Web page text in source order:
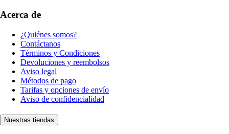
Acerca de
¿Quiénes somos?
Contáctanos
Términos y Condiciones
Devoluciones y reembolsos
Aviso legal
Métodos de pago
Tarifas y opciones de envío
Aviso de confidencialidad
Nuestras tiendas